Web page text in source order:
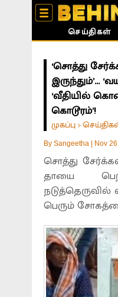
செய்திகள்
‘சொத்து
இருந்தும்’...
‘வீதியில்
கொடூரம்’!
முகப்பு >
By Sangeetha Nov
சொத்து
தாயை
பெரும்